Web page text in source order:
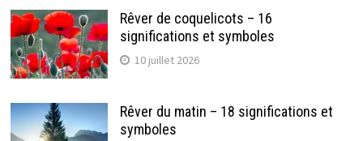
Rêver de coquelicots – 16
significations et symboles
10 juillet 2026
Rêver du matin – 18 significations et
symboles